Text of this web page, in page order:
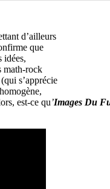
d’ailleurs
que
idées,
math-rock
s’apprécie
est-ce qu’Images Du